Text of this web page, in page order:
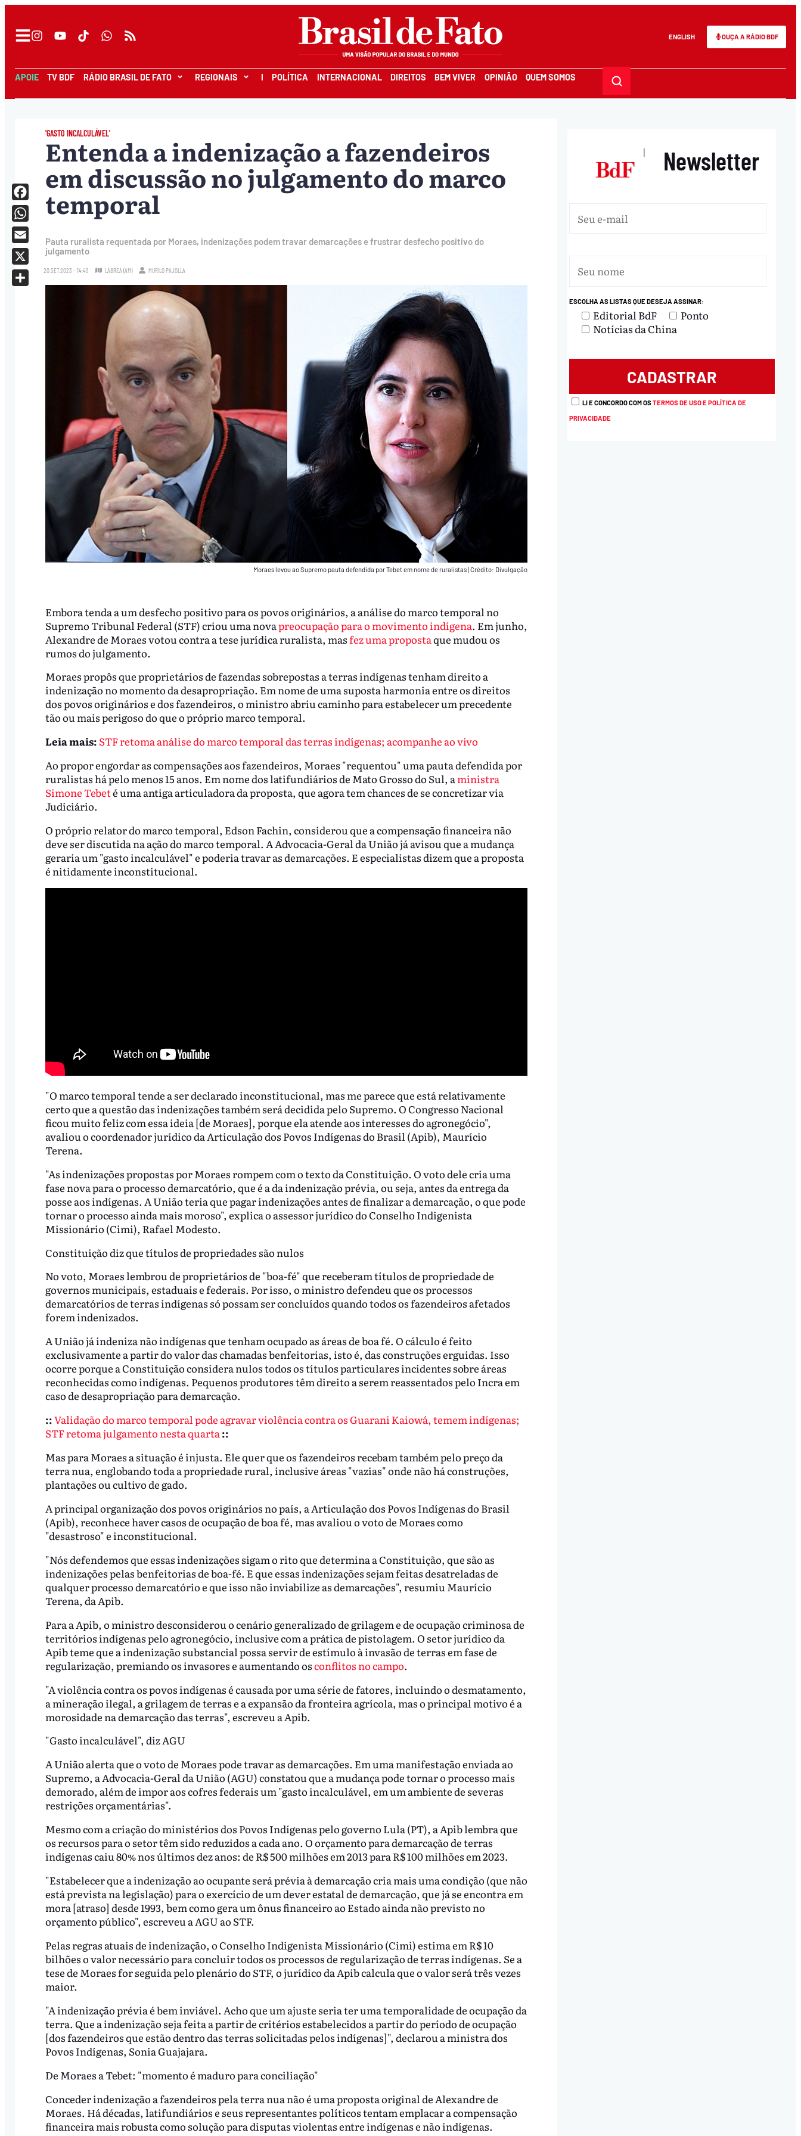
ENGLISH OUÇA A RÁDIO BDF
APOIE TV BDF RÁDIO BRASIL DE FATO REGIONAIS I POLÍTICA INTERNACIONAL DIREITOS BEM VIVER OPINIÃO QUEM SOMOS
'GASTO INCALCULÁVEL'
Entenda a indenização a fazendeiros
em discussão no julgamento do marco
temporal
Pauta ruralista requentada por Moraes, indenizações podem travar demarcações e frustrar desfecho positivo do
julgamento
20.SET.2023 - 14:49 LÁBREA (AM) MURILO PAJOLLA
Moraes levou ao Supremo pauta defendida por Tebet em nome de ruralistas|Crédito: Divulgação
Embora tenda a um desfecho positivo para os povos originários, a análise do marco temporal no
Supremo Tribunal Federal (STF) criou uma novapreocupação para o movimento indígena. Em junho,
Alexandre de Moraes votou contra a tese jurídica ruralista, mas fez uma propostaque mudou os
rumos do julgamento.
Moraes propôs que proprietários de fazendas sobrepostas a terras indígenas tenham direito a
indenização no momento da desapropriação. Em nome de uma suposta harmonia entre os direitos
dos povos originários e dos fazendeiros, o ministro abriu caminho para estabelecer um precedente
tão ou mais perigoso do que o próprio marco temporal.
Leia mais: STF retoma análise do marco temporal das terras indígenas; acompanhe ao vivo
Ao propor engordar as compensações aos fazendeiros, Moraes "requentou" uma pauta defendida por
ruralistas há pelo menos 15 anos. Em nome dos latifundiários de Mato Grosso do Sul, aministra
Simone Tebeté uma antiga articuladora da proposta, que agora tem chances de se concretizar via
Judiciário.
O próprio relator do marco temporal, Edson Fachin, considerou que a compensação financeira não
deve ser discutida na ação do marco temporal. A Advocacia-Geral da União já avisou que a mudança
geraria um "gasto incalculável" e poderia travar as demarcações. E especialistas dizem que a proposta
é nitidamente inconstitucional.
"O marco temporal tende a ser declarado inconstitucional, mas me parece que está relativamente
certo que a questão das indenizações também será decidida pelo Supremo. O Congresso Nacional
ficou muito feliz com essa ideia [de Moraes], porque ela atende aos interesses do agronegócio",
avaliou o coordenador jurídico da Articulação dos Povos Indígenas do Brasil (Apib), Maurício
Terena.
"As indenizações propostas por Moraes rompem com o texto da Constituição. O voto dele cria uma
fase nova para o processo demarcatório, que é a da indenização prévia, ou seja, antes da entrega da
posse aos indígenas. A União teria que pagar indenizações antes de finalizar a demarcação, o que pode
tornar o processo ainda mais moroso", explica o assessor jurídico do Conselho Indigenista
Missionário (Cimi), Rafael Modesto.
Constituição diz que títulos de propriedades são nulos
No voto, Moraes lembrou de proprietários de "boa-fé" que receberam títulos de propriedade de
governos municipais, estaduais e federais. Por isso, o ministro defendeu que os processos
demarcatórios de terras indígenas só possam ser concluídos quando todos os fazendeiros afetados
forem indenizados.
A União já indeniza não indígenas que tenham ocupado as áreas de boa fé. O cálculo é feito
exclusivamente a partir do valor das chamadas benfeitorias, isto é, das construções erguidas. Isso
ocorre porque a Constituição considera nulos todos os títulos particulares incidentes sobre áreas
reconhecidas como indígenas. Pequenos produtores têm direito a serem reassentados pelo Incra em
caso de desapropriação para demarcação.
::Validação do marco temporal pode agravar violência contra os Guarani Kaiowá, temem indígenas;
STF retoma julgamento nesta quarta::
Mas para Moraes a situação é injusta. Ele quer que os fazendeiros recebam também pelo preço da
terra nua, englobando toda a propriedade rural, inclusive áreas "vazias" onde não há construções,
plantações ou cultivo de gado.
A principal organização dos povos originários no país, a Articulação dos Povos Indígenas do Brasil
(Apib), reconhece haver casos de ocupação de boa fé, mas avaliou o voto de Moraes como
"desastroso" e inconstitucional.
"Nós defendemos que essas indenizações sigam o rito que determina a Constituição, que são as
indenizações pelas benfeitorias de boa-fé. E que essas indenizações sejam feitas desatreladas de
qualquer processo demarcatório e que isso não inviabilize as demarcações", resumiu Maurício
Terena, da Apib.
Para a Apib, o ministro desconsiderou o cenário generalizado de grilagem e de ocupação criminosa de
territórios indígenas pelo agronegócio, inclusive com a prática de pistolagem. O setor jurídico da
Apib teme que a indenização substancial possa servir de estímulo à invasão de terras em fase de
regularização, premiando os invasores e aumentando osconflitos no campo.
"A violência contra os povos indígenas é causada por uma série de fatores, incluindo o desmatamento,
a mineração ilegal, a grilagem de terras e a expansão da fronteira agrícola, mas o principal motivo é a
morosidade na demarcação das terras", escreveu a Apib.
"Gasto incalculável", diz AGU
A União alerta que o voto de Moraes pode travar as demarcações. Em uma manifestação enviada ao
Supremo, a Advocacia-Geral da União (AGU) constatou que a mudança pode tornar o processo mais
demorado, além de impor aos cofres federais um "gasto incalculável, em um ambiente de severas
restrições orçamentárias".
Mesmo com a criação do ministérios dos Povos Indígenas pelo governo Lula (PT), a Apib lembra que
os recursos para o setor têm sido reduzidos a cada ano. O orçamento para demarcação de terras
indígenas caiu 80% nos últimos dez anos: de R$ 500 milhões em 2013 para R$ 100 milhões em 2023.
"Estabelecer que a indenização ao ocupante será prévia à demarcação cria mais uma condição (que não
está prevista na legislação) para o exercício de um dever estatal de demarcação, que já se encontra em
mora [atraso] desde 1993, bem como gera um ônus financeiro ao Estado ainda não previsto no
orçamento público", escreveu a AGU ao STF.
Pelas regras atuais de indenização, o Conselho Indigenista Missionário (Cimi) estima em R$ 10
bilhões o valor necessário para concluir todos os processos de regularização de terras indígenas. Se a
tese de Moraes for seguida pelo plenário do STF, o jurídico da Apib calcula que o valor será três vezes
maior.
"A indenização prévia é bem inviável. Acho que um ajuste seria ter uma temporalidade de ocupação da
terra. Que a indenização seja feita a partir de critérios estabelecidos a partir do período de ocupação
[dos fazendeiros que estão dentro das terras solicitadas pelos indígenas]", declarou a ministra dos
Povos Indígenas, Sonia Guajajara.
De Moraes a Tebet: "momento é maduro para conciliação"
Conceder indenização a fazendeiros pela terra nua não é uma proposta original de Alexandre de
Moraes. Há décadas, latifundiários e seus representantes políticos tentam emplacar a compensação
financeira mais robusta como solução para disputas violentas entre indígenas e não indígenas.
Facebook
WhatsApp
Email
X
| Newsletter
ESCOLHA AS LISTAS QUE DESEJA ASSINAR:
Editorial BdF
Ponto
Notícias da China
LI E CONCORDO COM OSTERMOS DE USO E POLÍTICA DE
PRIVACIDADE